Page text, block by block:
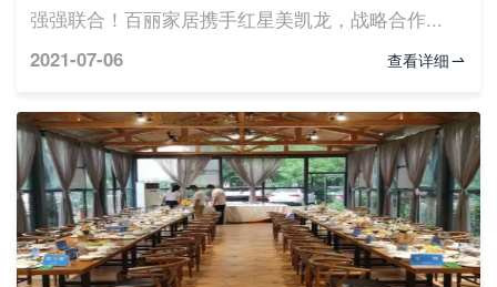
强强联合！百丽家居携手红星美凯龙，战略合作...
2021-07-06
查看详细